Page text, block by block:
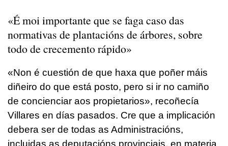
«É moi importante que se faga caso das
normativas de plantacións de árbores, sobre
todo de crecemento rápido»
«Non é cuestión de que haxa que poñer máis
diñeiro do que está posto, pero si ir no camiño
de concienciar aos propietarios», recoñecía
Villares en días pasados. Cre que a implicación
debera ser de todas as Administracións,
incluidas as deputacións provinciais, en materia